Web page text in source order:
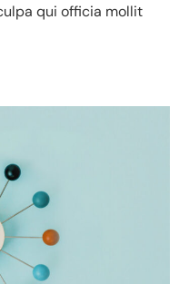
qui officia mollit